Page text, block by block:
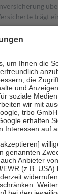
trägt
Mitglieder
Es sind jedoch
zu entrichten.
grundsätzlich
der Kosten
der
Stellung
an bei:
bis zum
Vorsorge und